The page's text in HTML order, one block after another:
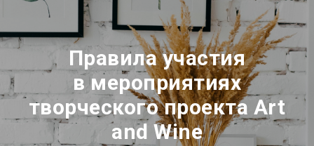
Правила участия
в мероприятиях
творческого проекта Art
and Wine